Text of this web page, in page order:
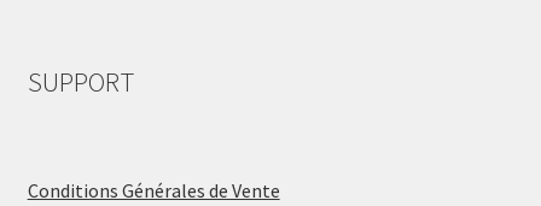
SUPPORT
Conditions Générales de Vente